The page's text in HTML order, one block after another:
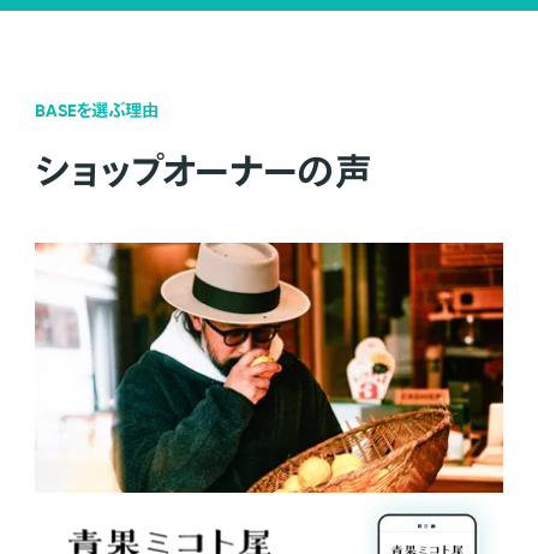
BASEを選ぶ理由
ショップオーナーの声